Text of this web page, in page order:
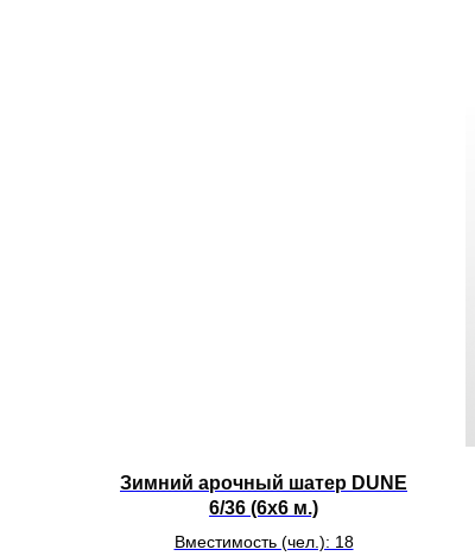
Зимний арочный шатер DUNE
6/36 (6х6 м.)
Вместимость (чел.): 18